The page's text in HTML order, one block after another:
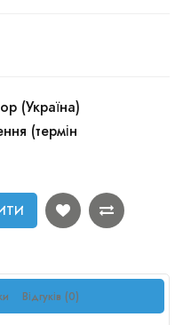
(Україна)
(термін
Відгуків (0)